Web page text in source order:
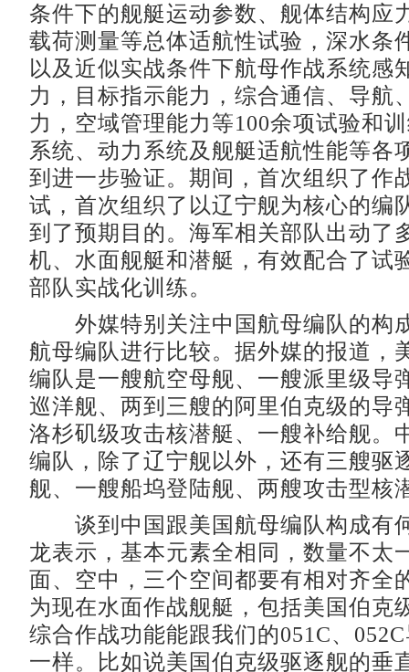
条件下的舰艇运动参数、舰体结构应
载荷测量等总体适航性试验，深水条
以及近似实战条件下航母作战系统感
力，目标指示能力，综合通信、导航
力，空域管理能力等100余项试验和
系统、动力系统及舰艇适航性能等各
到进一步验证。期间，首次组织了作
试，首次组织了以辽宁舰为核心的编
到了预期目的。海军相关部队出动了
机、水面舰艇和潜艇，有效配合了试
部队实战化训练。
外媒特别关注中国航母编队的构
航母编队进行比较。据外媒的报道，
编队是一艘航空母舰、一艘派里级导
巡洋舰、两到三艘的阿里伯克级的导
洛杉矶级攻击核潜艇、一艘补给舰。
编队，除了辽宁舰以外，还有三艘驱
舰、一艘船坞登陆舰、两艘攻击型核
谈到中国跟美国航母编队构成有
龙表示，基本元素全相同，数量不太
面、空中，三个空间都要有相对齐全
为现在水面作战舰艇，包括美国伯克
综合作战功能能跟我们的051C、
一样。比如说美国伯克级驱逐舰的垂